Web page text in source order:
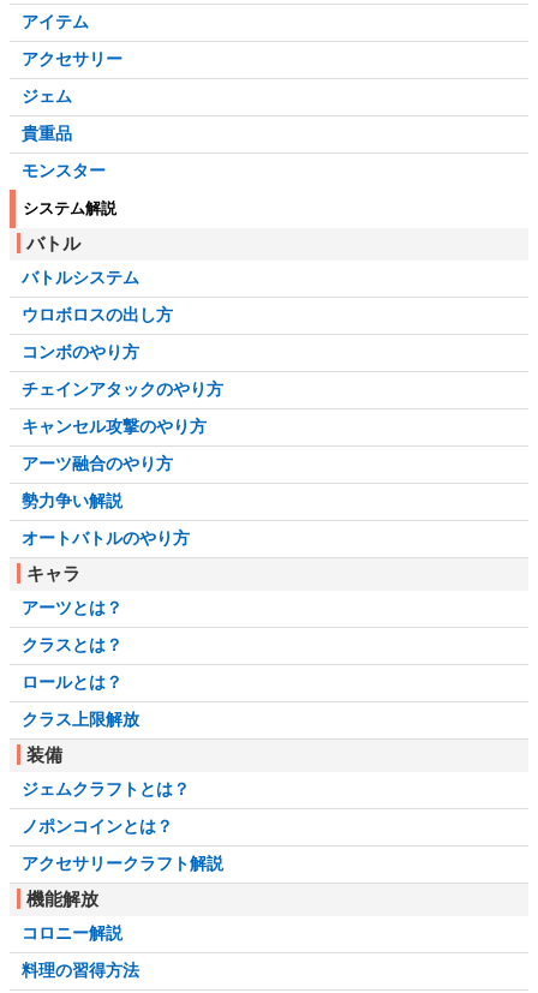
アイテム
アクセサリー
ジェム
貴重品
モンスター
システム解説
バトル
バトルシステム
ウロボロスの出し方
コンボのやり方
チェインアタックのやり方
キャンセル攻撃のやり方
アーツ融合のやり方
勢力争い解説
オートバトルのやり方
キャラ
アーツとは？
クラスとは？
ロールとは？
クラス上限解放
装備
ジェムクラフトとは？
ノポンコインとは？
アクセサリークラフト解説
機能解放
コロニー解説
料理の習得方法